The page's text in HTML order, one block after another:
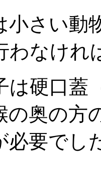
小さい動
わなけれ
は硬口蓋
の奥の方
必要でし